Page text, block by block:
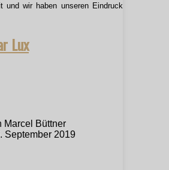
wir haben unseren Eindruck
Lux
Marcel Büttner
September 2019